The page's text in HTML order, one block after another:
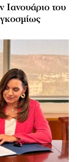
Ιανουάριο του